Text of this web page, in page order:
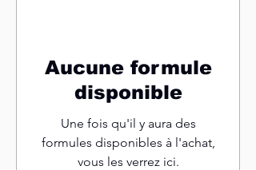
Aucune formule
disponible
Une fois qu'il y aura des
formules disponibles à l'achat,
vous les verrez ici.